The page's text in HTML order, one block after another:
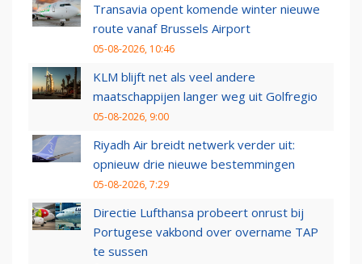
Transavia opent komende winter nieuwe
route vanaf Brussels Airport
05-08-2026, 10:46
KLM blijft net als veel andere
maatschappijen langer weg uit Golfregio
05-08-2026, 9:00
Riyadh Air breidt netwerk verder uit:
opnieuw drie nieuwe bestemmingen
05-08-2026, 7:29
Directie Lufthansa probeert onrust bij
Portugese vakbond over overname TAP
te sussen